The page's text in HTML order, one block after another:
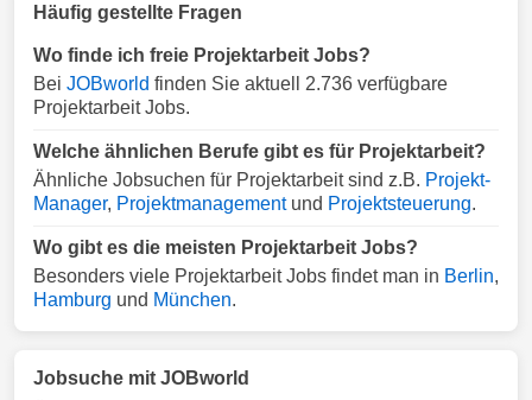
Häufig gestellte Fragen
Wo finde ich freie Projektarbeit Jobs?
Bei JOBworld finden Sie aktuell 2.736 verfügbare
Projektarbeit Jobs.
Welche ähnlichen Berufe gibt es für Projektarbeit?
Ähnliche Jobsuchen für Projektarbeit sind z.B. Projekt-
Manager, Projektmanagementund Projektsteuerung.
Wo gibt es die meisten Projektarbeit Jobs?
Besonders viele Projektarbeit Jobs findet man in Berlin,
Hamburg und München.
Jobsuche mit JOBworld